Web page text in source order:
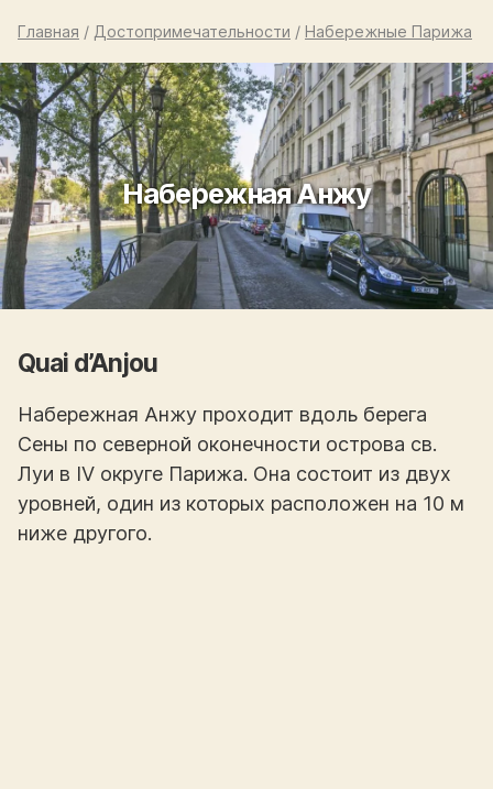
Главная / Достопримечательности / Набережные Парижа
Набережная Анжу
Quai d’Anjou
Набережная Анжу проходит вдоль берега
Сены по северной оконечности острова св.
Луи в IV округе Парижа. Она состоит из двух
уровней, один из которых расположен на 10 м
ниже другого.